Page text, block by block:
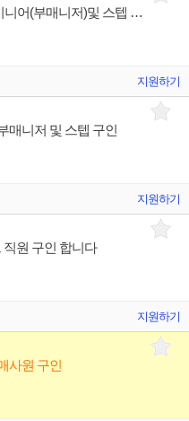
[Newera 뉴에라] 대구 동성로 로드샵 시니어(부매니저)및 스텝 구인
지원하기
매니저 및 스텝 구인
지원하기
원 구인 합니다
지원하기
사원 구인